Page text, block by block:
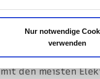
Nur notwendige
verwenden
Laden
den meisten